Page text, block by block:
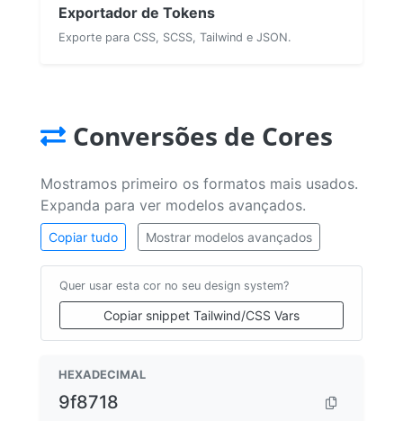
Exportador de Tokens
Exporte para CSS, SCSS, Tailwind e JSON.
Conversões de Cores
Mostramos primeiro os formatos mais usados.
Expanda para ver modelos avançados.
Copiar tudo Mostrar modelos avançados
Quer usar esta cor no seu design system?
Copiar snippet Tailwind/CSS Vars
HEXADECIMAL
9f8718